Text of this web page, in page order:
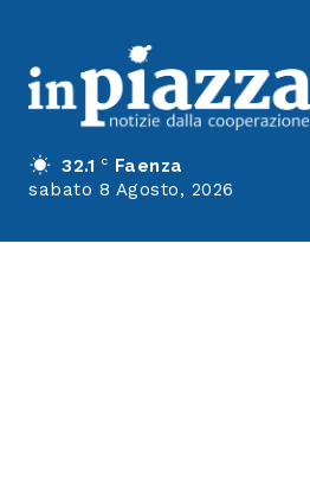
32.1 C
Faenza
sabato 8 Agosto, 2026
lavoro